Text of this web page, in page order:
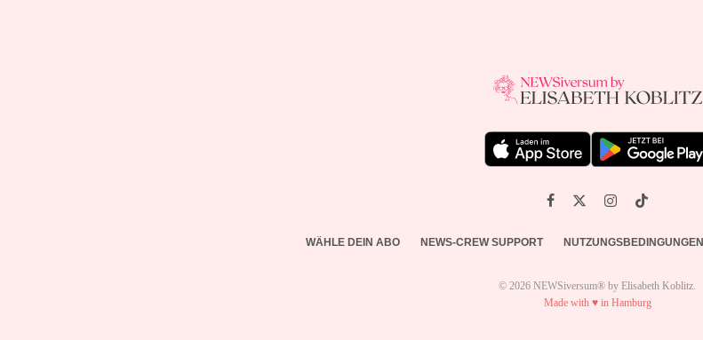
WÄHLE DEIN ABO NEWS-CREW SUPPORT NUTZUNGSBEDINGUNGEN
© 2026 NEWSiversum® by Elisabeth Koblitz.
Made with ♥ in Hamburg